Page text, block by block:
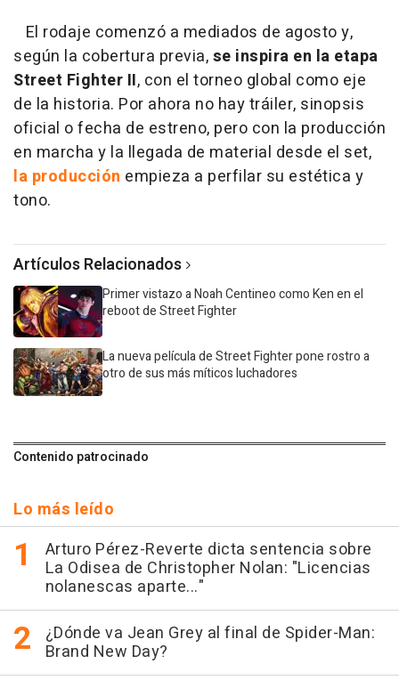
El rodaje comenzó a mediados de agosto y,
según la cobertura previa,se inspira en la etapa
Street Fighter II, con el torneo global como eje
de la historia. Por ahora no hay tráiler, sinopsis
oficial o fecha de estreno, pero con la producción
en marcha y la llegada de material desde el set,
la producción empieza a perfilar su estética y
tono.
Artículos Relacionados
Primer vistazo a Noah Centineo como Ken en el
reboot de Street Fighter
La nueva película de Street Fighter pone rostro a
otro de sus más míticos luchadores
Contenido patrocinado
Lo más leído
Arturo Pérez-Reverte dicta sentencia sobre
La Odisea de Christopher Nolan: "Licencias
nolanescas aparte..."
¿Dónde va Jean Grey al final de Spider-Man:
Brand New Day?